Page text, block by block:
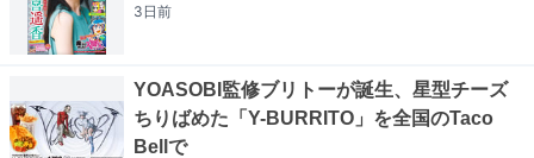
3日前
YOASOBI監修ブリトーが誕生、星型チーズ
ちりばめた「Y-BURRITO」を全国のTaco
Bellで